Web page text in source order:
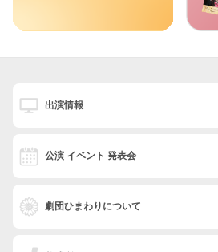
出演情報
公演 イベント 発表会
劇団ひまわりについて